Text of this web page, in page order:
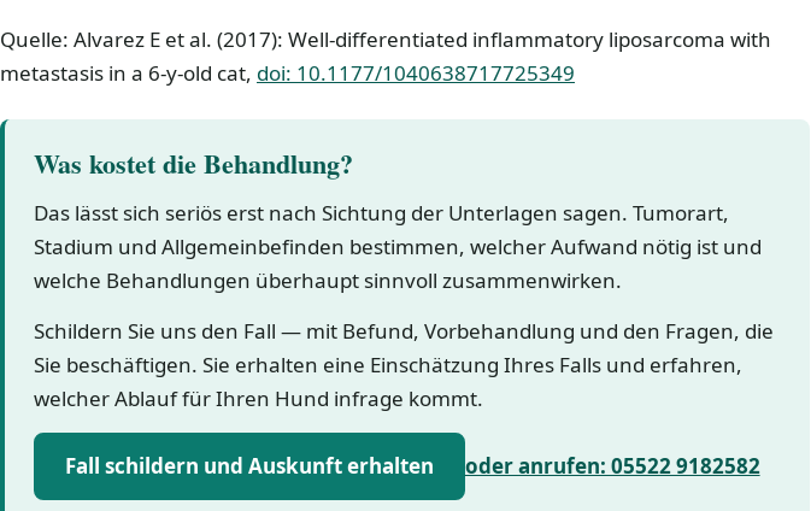
Quelle: Alvarez E et al. (2017): Well-differentiated inflammatory liposarcoma with
metastasis in a 6-y-old cat, doi: 10.1177/1040638717725349
Was kostet die Behandlung?
Das lässt sich seriös erst nach Sichtung der Unterlagen sagen. Tumorart,
Stadium und Allgemeinbefinden bestimmen, welcher Aufwand nötig ist und
welche Behandlungen überhaupt sinnvoll zusammenwirken.
Schildern Sie uns den Fall — mit Befund, Vorbehandlung und den Fragen, die
Sie beschäftigen. Sie erhalten eine Einschätzung Ihres Falls und erfahren,
welcher Ablauf für Ihren Hund infrage kommt.
Fall schildern und Auskunft erhalten oder anrufen: 05522 9182582